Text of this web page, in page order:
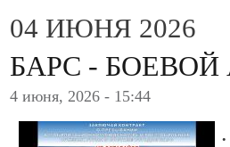
04 ИЮНЯ 2026
БАРС -
4 июня, 2026 - 15:44
.